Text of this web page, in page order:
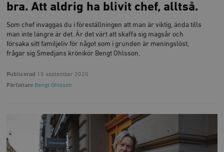
bra. Att aldrig ha blivit chef, alltså.
Som chef invaggas du i föreställningen att man är viktig, ända tills
man inte längre är det. Är det värt att skaffa sig magsår och
försaka sitt familjeliv för något som i grunden är meningslöst,
frågar sig Smedjans krönikör Bengt Ohlsson.
Publicerad 15 september 2020
Författare Bengt Ohlsson